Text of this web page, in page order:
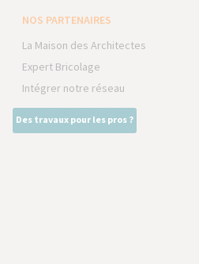
NOS PARTENAIRES
La Maison des Architectes
Expert Bricolage
Intégrer notre réseau
Des travaux pour les pros ?